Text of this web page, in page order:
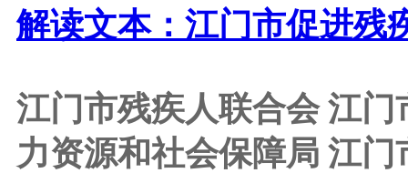
解读文本：江门市促进残
江门市残疾人联合会 江
力资源和社会保障局 江